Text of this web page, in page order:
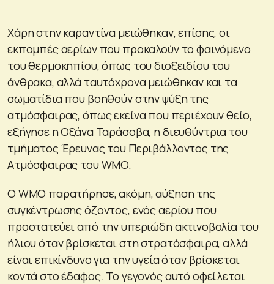
Χάρη στην καραντίνα μειώθηκαν, επίσης, οι
εκπομπές αερίων που προκαλούν το φαινόμενο
του θερμοκηπίου, όπως του διοξειδίου του
άνθρακα, αλλά ταυτόχρονα μειώθηκαν και τα
σωματίδια που βοηθούν στην ψύξη της
ατμόσφαιρας, όπως εκείνα που περιέχουν θείο,
εξήγησε η Οξάνα Ταράσοβα, η διευθύντρια του
τμήματος Έρευνας του Περιβάλλοντος της
Ατμόσφαιρας του WΜO.
Ο WΜO παρατήρησε, ακόμη, αύξηση της
συγκέντρωσης όζοντος, ενός αερίου που
προστατεύει από την υπεριώδη ακτινοβολία του
ήλιου όταν βρίσκεται στη στρατόσφαιρα, αλλά
είναι επικίνδυνο για την υγεία όταν βρίσκεται
κοντά στο έδαφος. Το γεγονός αυτό οφείλεται